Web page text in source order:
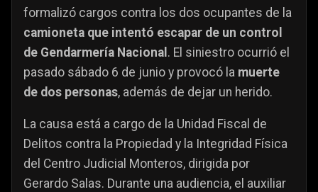
formalizó cargos contra los dos ocupantes de la
camioneta que intentó escapar de un control
de Gendarmería Nacional . El siniestro ocurrió el
pasado sábado 6 de junio y provocó la muerte
de dos personas, además de dejar un herido.
La causa está a cargo de la Unidad Fiscal de
Delitos contra la Propiedad y la Integridad Física
del Centro Judicial Monteros, dirigida por
Gerardo Salas. Durante una audiencia, el auxiliar